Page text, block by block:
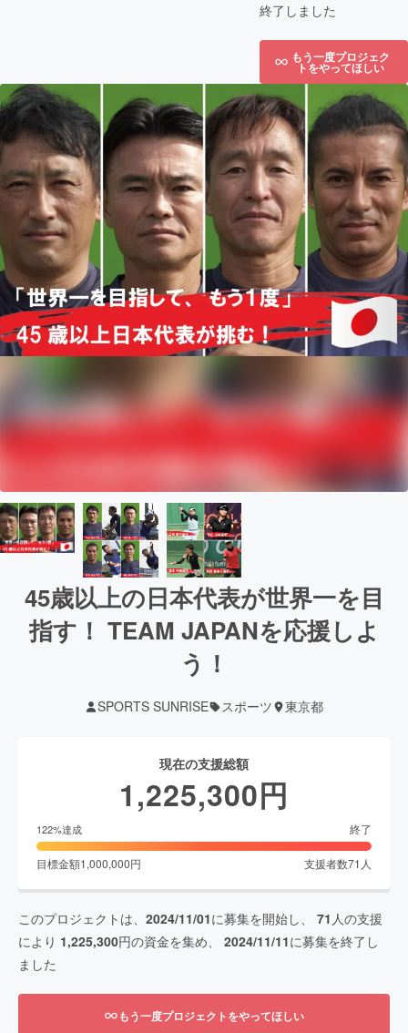
終了しました
もう一度プロジェク
トをやってほしい
45歳以上の日本代表が世界一を目
指す！ TEAM JAPANを応援しよ
う！
SPORTS SUNRISE スポーツ 東京都
現在の支援総額
1,225,300円
122%達成 終了
目標金額1,000,000円 支援者数71 人
このプロジェクトは、 2024/11/01に募集を開始し、 71 人の支援
により 1,225,300円の資金を集め、 2024/11/11に募集を終了し
ました
もう一度プロジェクトをやってほしい